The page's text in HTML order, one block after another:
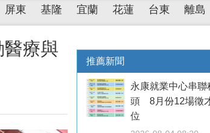
屏東 基隆 宜蘭 花蓮 台東 離島
療與
推薦新聞
永康就業中心串聯
頭 8月份12場徵
位